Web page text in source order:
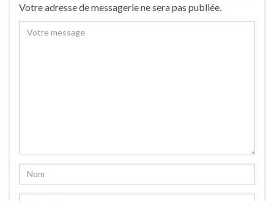
Votre adresse de messagerie ne sera pas publiée.